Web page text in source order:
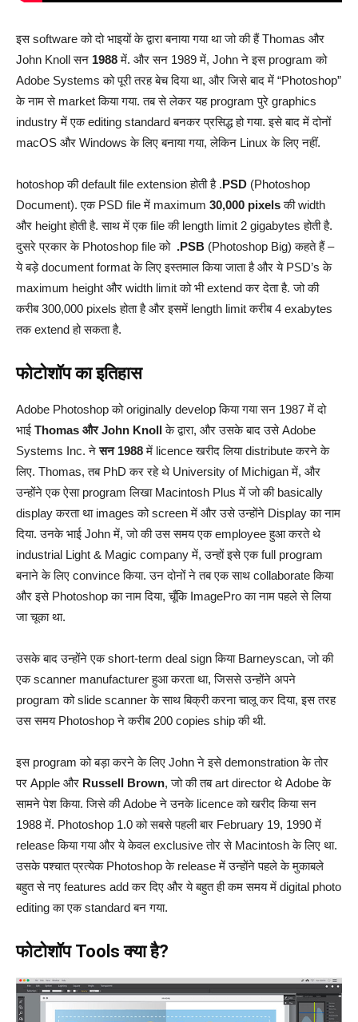
इस software को दो भाइयों के द्वारा बनाया गया था जो की हैं Thomas और
John Knoll सन 1988में. और सन 1989 में, John ने इस program को
Adobe Systems को पूरी तरह बेच दिया था, और जिसे बाद में “Photoshop”
के नाम से market किया गया. तब से लेकर यह program पुरे graphics
industry में एक editing standard बनकर प्रसिद्ध हो गया. इसे बाद में दोनों
macOS और Windows के लिए बनाया गया, लेकिन Linux के लिए नहीं.
hotoshop की default file extension होती है .PSD (Photoshop
Document). एक PSD file में maximum 30,000 pixelsकी width
और height होती है. साथ में एक file की length limit 2 gigabytes होती है.
दुसरे प्रकार के Photoshop file को .PSB (Photoshop Big) कहते हैं –
ये बड़े document format के लिए इस्तमाल किया जाता है और ये PSD’s के
maximum height और width limit को भी extend कर देता है. जो की
करीब 300,000 pixels होता है और इसमें length limit करीब 4 exabytes
तक extend हो सकता है.
फोटोशॉप का इतिहास
Adobe Photoshop को originally develop किया गया सन 1987 में दो
भाई Thomas और John Knollके द्वारा, और उसके बाद उसे Adobe
Systems Inc. नेसन 1988में licence खरीद लिया distribute करने के
लिए. Thomas, तब PhD कर रहे थे University of Michigan में, और
उन्होंने एक ऐसा program लिखा Macintosh Plus में जो की basically
display करता था images को screen में और उसे उन्होंने Display का नाम
दिया. उनके भाई John में, जो की उस समय एक employee हुआ करते थे
industrial Light & Magic company में, उन्हों इसे एक full program
बनाने के लिए convince किया. उन दोनों ने तब एक साथ collaborate किया
और इसे Photoshop का नाम दिया, चूँकि ImagePro का नाम पहले से लिया
जा चूका था.
उसके बाद उन्होंने एक short-term deal sign किया Barneyscan, जो की
एक scanner manufacturer हुआ करता था, जिससे उन्होंने अपने
program को slide scanner के साथ बिक्री करना चालू कर दिया, इस तरह
उस समय Photoshop ने करीब 200 copies ship की थी.
इस program को बड़ा करने के लिए John ने इसे demonstration के तोर
पर Apple और Russell Brown, जो की तब art director थे Adobe के
सामने पेश किया. जिसे की Adobe ने उनके licence को खरीद किया सन
1988 में. Photoshop 1.0 को सबसे पहली बार February 19, 1990 में
release किया गया और ये केवल exclusive तोर से Macintosh के लिए था.
उसके पश्चात प्रत्येक Photoshop के release में उन्होंने पहले के मुकाबले
बहुत से नए features add कर दिए और ये बहुत ही कम समय में digital photo
editing का एक standard बन गया.
फोटोशॉप Tools क्या है?